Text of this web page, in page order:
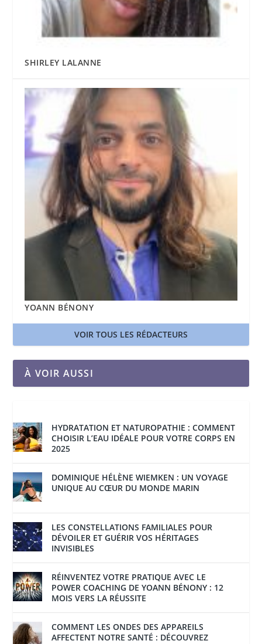
SHIRLEY LALANNE
YOANN BÉNONY
VOIR TOUS LES RÉDACTEURS
À VOIR AUSSI
HYDRATATION ET NATUROPATHIE : COMMENT
CHOISIR L’EAU IDÉALE POUR VOTRE CORPS EN
2025
DOMINIQUE HÉLÈNE WIEMKEN : UN VOYAGE
UNIQUE AU CŒUR DU MONDE MARIN
LES CONSTELLATIONS FAMILIALES POUR
DÉVOILER ET GUÉRIR VOS HÉRITAGES
INVISIBLES
RÉINVENTEZ VOTRE PRATIQUE AVEC LE
POWER COACHING DE YOANN BÉNONY : 12
MOIS VERS LA RÉUSSITE
COMMENT LES ONDES DES APPAREILS
AFFECTENT NOTRE SANTÉ : DÉCOUVREZ